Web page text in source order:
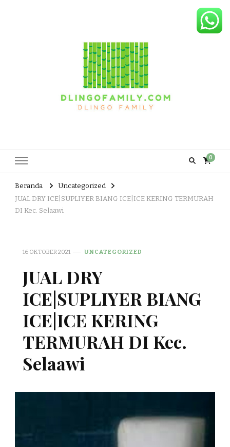
0
Beranda
Uncategorized
JUAL DRY ICE|SUPLIYER BIANG ICE|ICE KERING TERMURAH
DI Kec. Selaawi
16 OKTOBER 2021 UNCATEGORIZED
JUAL DRY
ICE|SUPLIYER BIANG
ICE|ICE KERING
TERMURAH DI Kec.
Selaawi